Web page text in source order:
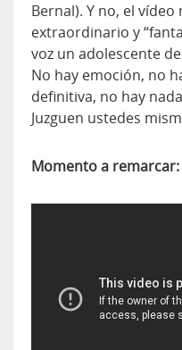
Bernal). Y no, el
extraordinario y
voz un adolescente
No hay emoción, no
definitiva, no hay
Juzguen ustedes
Momento a remarcar: